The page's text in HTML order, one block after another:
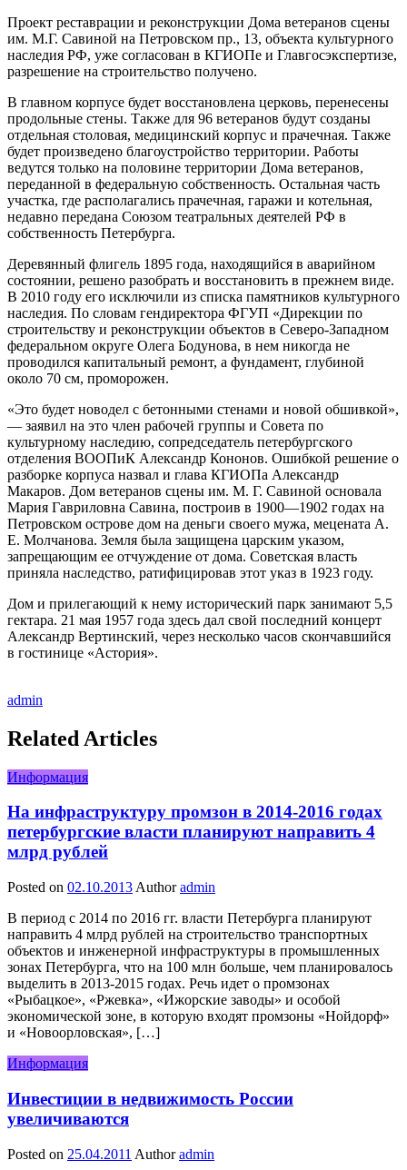
Проект реставрации и реконструкции Дома ветеранов сцены
им. М.Г. Савиной на Петровском пр., 13, объекта культурного
наследия РФ, уже согласован в КГИОПе и Главгосэкспертизе,
разрешение на строительство получено.
В главном корпусе будет восстановлена церковь, перенесены
продольные стены. Также для 96 ветеранов будут созданы
отдельная столовая, медицинский корпус и прачечная. Также
будет произведено благоустройство территории. Работы
ведутся только на половине территории Дома ветеранов,
переданной в федеральную собственность. Остальная часть
участка, где располагались прачечная, гаражи и котельная,
недавно передана Союзом театральных деятелей РФ в
собственность Петербурга.
Деревянный флигель 1895 года, находящийся в аварийном
состоянии, решено разобрать и восстановить в прежнем виде.
В 2010 году его исключили из списка памятников культурного
наследия. По словам гендиректора ФГУП «Дирекции по
строительству и реконструкции объектов в Северо-Западном
федеральном округе Олега Бодунова, в нем никогда не
проводился капитальный ремонт, а фундамент, глубиной
около 70 см, проморожен.
«Это будет новодел с бетонными стенами и новой обшивкой»,
— заявил на это член рабочей группы и Совета по
культурному наследию, сопредседатель петербургского
отделения ВООПиК Александр Кононов. Ошибкой решение о
разборке корпуса назвал и глава КГИОПа Александр
Макаров. Дом ветеранов сцены им. М. Г. Савиной основала
Мария Гавриловна Савина, построив в 1900—1902 годах на
Петровском острове дом на деньги своего мужа, мецената А.
Е. Молчанова. Земля была защищена царским указом,
запрещающим ее отчуждение от дома. Советская власть
приняла наследство, ратифицировав этот указ в 1923 году.
Дом и прилегающий к нему исторический парк занимают 5,5
гектара. 21 мая 1957 года здесь дал свой последний концерт
Александр Вертинский, через несколько часов скончавшийся
в гостинице «Астория».
admin
Related Articles
Информация
На инфраструктуру промзон в 2014-2016 годах
петербургские власти планируют направить 4
млрд рублей
Posted on 02.10.2013 Author admin
В период с 2014 по 2016 гг. власти Петербурга планируют
направить 4 млрд рублей на строительство транспортных
объектов и инженерной инфраструктуры в промышленных
зонах Петербурга, что на 100 млн больше, чем планировалось
выделить в 2013-2015 годах. Речь идет о промзонах
«Рыбацкое», «Ржевка», «Ижорские заводы» и особой
экономической зоне, в которую входят промзоны «Нойдорф»
и «Новоорловская», […]
Информация
Инвестиции в недвижимость России
увеличиваются
Posted on 25.04.2011 Author admin